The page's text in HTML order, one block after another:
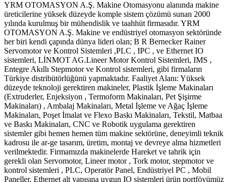
YRM OTOMASYON A.Ş. Makine Otomasyonu alanında makine
üreticilerine yüksek düzeyde komple sistem çözümü sunan 2000
yılında kurulmuş bir mühendislik ve taahhüt firmasıdır. YRM
OTOMASYON A.Ş. Makine ve endüstriyel otomasyon sektöründe
her biri kendi çapında dünya lideri olan; B R Bernecker Rainer
Servomotor ve Kontrol Sistemleri ,PLC , IPC , ve Ethernet IO
sistemleri, LİNMOT AG.Lineer Motor Kontrol Sistemleri, IMS ,
Entegre Akıllı Stepmotor ve Kontrol sistemleri, gibi firmaların
Türkiye distribütörlüğünü yapmaktadır. Faaliyet Alanı: Yüksek
düzeyde teknoloji gerektiren makineler, Plastik İşleme Makinaları
(Extruderler, Enjeksiyon , Termoform Makinaları, Pet Şişirme
Makinaları) , Ambalaj Makinaları, Metal İşleme ve Ağaç İşleme
Makinaları, Poşet İmalat ve Flexo Baskı Makinaları, Tekstil, Matbaa
ve Baskı Makinaları, CNC ve Robotik uygulama gerektiren
sistemler gibi hemen hemen tüm makine sektörüne, deneyimli teknik
kadrosu ile ar-ge tasarım, üretim, montaj ve devreye alma hizmetleri
verilmektedir. Firmamızda makinelerde Hareket ve tahrik için
gerekli olan Servomotor, Lineer motor , Tork motor, stepmotor ve
kontrol sistemleri , PLC, Operatör Panel, Endüstriyel PC , Mobil
Paneller, Ethernet alt yapısına uygun IO sistemleri ürün portföyümüz